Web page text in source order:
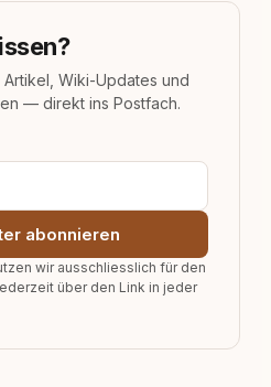
Artikel, Wiki-Updates und
— direkt ins Postfach.
abonnieren
wir ausschliesslich für den
über den Link in jeder